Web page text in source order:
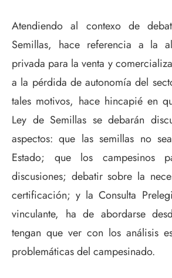
Atendiendo al contexo de
Semillas, hace referencia a la
privada para la venta y
a la pérdida de autonomía del
tales motivos, hace hincapié en
Ley de Semillas se debarán
aspectos: que las semillas no
Estado; que los campesinos
discusiones; debatir sobre la
certificación; y la Consulta
vinculante, ha de abordarse
tengan que ver con los análisis
problemáticas del campesinado.